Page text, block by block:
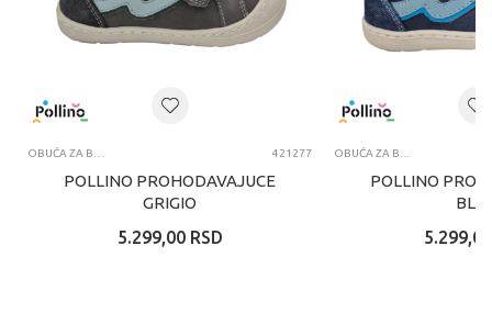
421277
POLLINO PROHODAVAJUCE
GRIGIO
5.299,00 RSD
POLLINO
5.299,00